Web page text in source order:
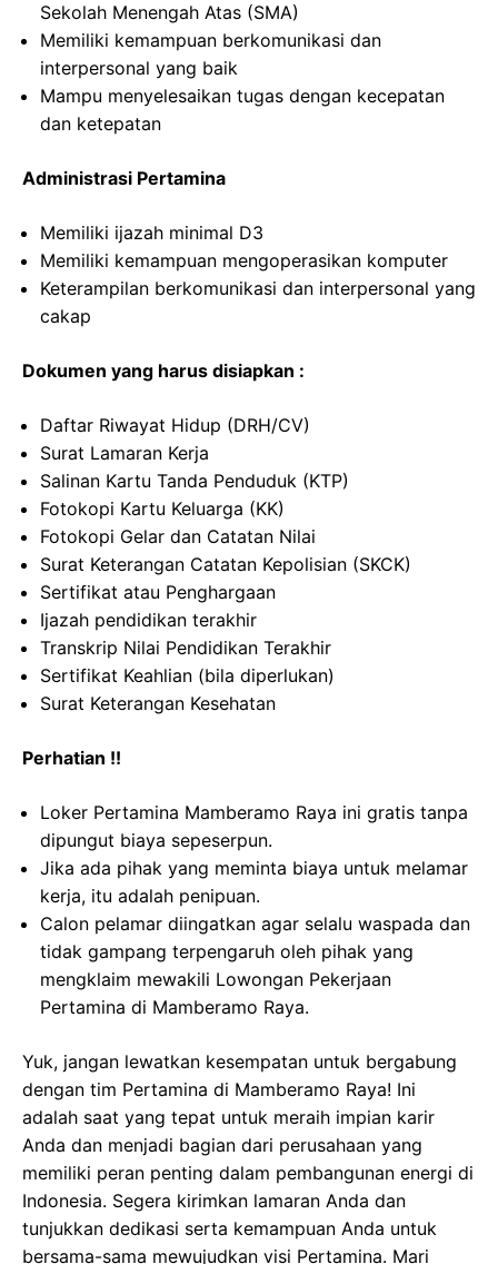
Sekolah Menengah Atas (SMA)
Memiliki kemampuan berkomunikasi dan
interpersonal yang baik
Mampu menyelesaikan tugas dengan kecepatan
dan ketepatan
Administrasi Pertamina
Memiliki ijazah minimal D3
Memiliki kemampuan mengoperasikan komputer
Keterampilan berkomunikasi dan interpersonal yang
cakap
Dokumen yang harus disiapkan :
Daftar Riwayat Hidup (DRH/CV)
Surat Lamaran Kerja
Salinan Kartu Tanda Penduduk (KTP)
Fotokopi Kartu Keluarga (KK)
Fotokopi Gelar dan Catatan Nilai
Surat Keterangan Catatan Kepolisian (SKCK)
Sertifikat atau Penghargaan
Ijazah pendidikan terakhir
Transkrip Nilai Pendidikan Terakhir
Sertifikat Keahlian (bila diperlukan)
Surat Keterangan Kesehatan
Perhatian !!
Loker Pertamina Mamberamo Raya ini gratis tanpa
dipungut biaya sepeserpun.
Jika ada pihak yang meminta biaya untuk melamar
kerja, itu adalah penipuan.
Calon pelamar diingatkan agar selalu waspada dan
tidak gampang terpengaruh oleh pihak yang
mengklaim mewakili Lowongan Pekerjaan
Pertamina di Mamberamo Raya.
Yuk, jangan lewatkan kesempatan untuk bergabung
dengan tim Pertamina di Mamberamo Raya! Ini
adalah saat yang tepat untuk meraih impian karir
Anda dan menjadi bagian dari perusahaan yang
memiliki peran penting dalam pembangunan energi di
Indonesia. Segera kirimkan lamaran Anda dan
tunjukkan dedikasi serta kemampuan Anda untuk
bersama-sama mewujudkan visi Pertamina. Mari